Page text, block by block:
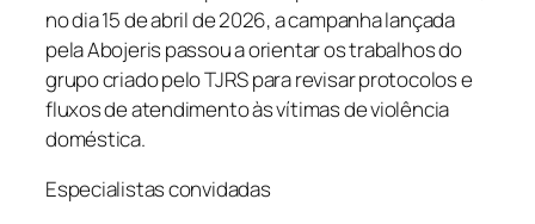
no dia 15 de abril de 2026, a campanha lançada
pela Abojeris passou a orientar os trabalhos do
grupo criado pelo TJRS para revisar protocolos e
fluxos de atendimento às vítimas de violência
doméstica.
Especialistas convidadas